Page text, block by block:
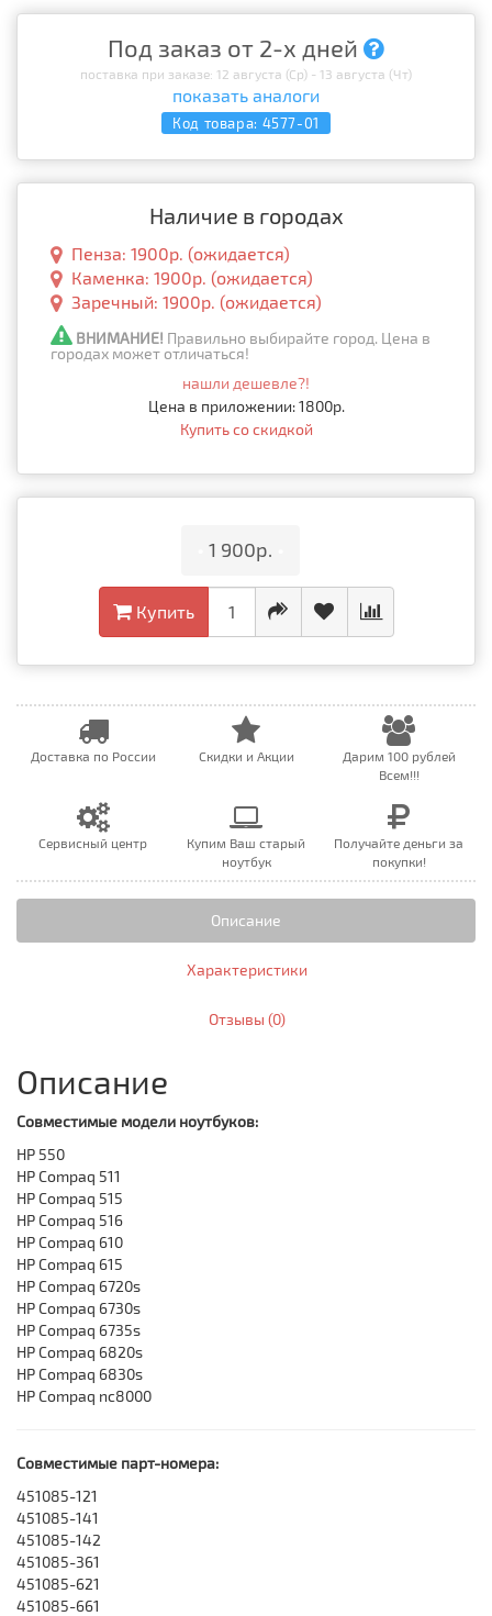
Под заказ от 2-х дней
поставка при заказе: 12 августа (Ср) - 13 августа (Чт)
показать аналоги
Код товара: 4577-01
Наличие в городах
Пенза: 1900р. (ожидается)
Каменка: 1900р. (ожидается)
Заречный: 1900р. (ожидается)
ВНИМАНИЕ! Правильно выбирайте город. Цена в
городах может отличаться!
нашли дешевле?!
Цена в приложении: 1800р.
Купить со скидкой
1 900р.
Купить
Доставка по России Скидки и Акции
Дарим 100 рублей
Всем!!!
Сервисный центр
Купим Ваш старый
ноутбук
Получайте деньги за
покупки!
Описание
Характеристики
Отзывы (0)
Описание
Совместимые модели ноутбуков:
HP 550
HP Compaq 511
HP Compaq 515
HP Compaq 516
HP Compaq 610
HP Compaq 615
HP Compaq 6720s
HP Compaq 6730s
HP Compaq 6735s
HP Compaq 6820s
HP Compaq 6830s
HP Compaq nc8000
Совместимые парт-номера:
451085-121
451085-141
451085-142
451085-361
451085-621
451085-661